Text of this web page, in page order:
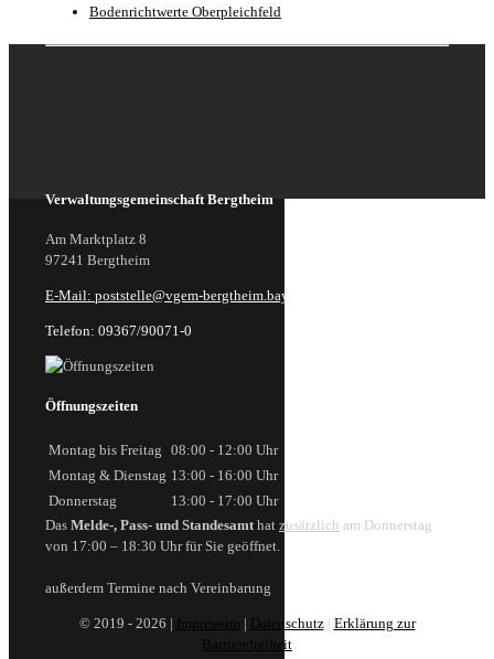
Bodenrichtwerte Oberpleichfeld
Verwaltungsgemeinschaft Bergtheim
Am Marktplatz 8
97241 Bergtheim
E-Mail: poststelle@vgem-bergtheim.bayern.de
Telefon: 09367/90071-0
Öffnungszeiten
Montag bis Freitag 08:00 - 12:00 Uhr
Montag & Dienstag 13:00 - 16:00 Uhr
Donnerstag
13:00 - 17:00 Uhr
Das Melde-, Pass- und Standesamt hat zusätzlich am Donnerstag
von 17:00 – 18:30 Uhr für Sie geöffnet.
außerdem Termine nach Vereinbarung
© 2019 - 2026 | Impressum | Datenschutz| Erklärung zur
Barrierefreiheit